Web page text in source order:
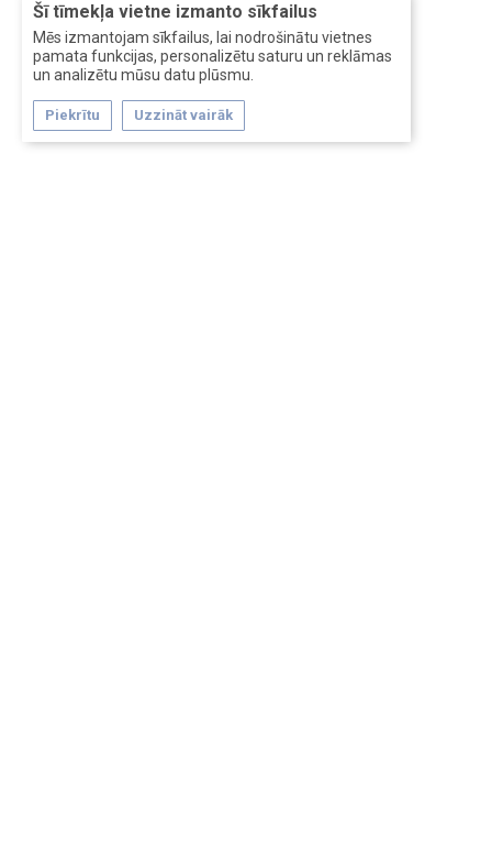
Šī tīmekļa vietne izmanto sīkfailus
Mēs izmantojam sīkfailus, lai nodrošinātu vietnes
pamata funkcijas, personalizētu saturu un reklāmas
un analizētu mūsu datu plūsmu.
Piekrītu Uzzināt vairāk